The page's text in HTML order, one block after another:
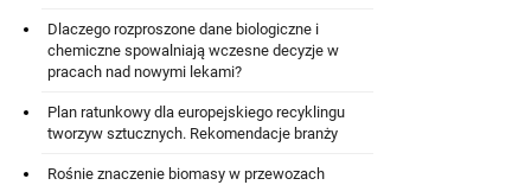
Dlaczego rozproszone dane biologiczne i
chemiczne spowalniają wczesne decyzje w
pracach nad nowymi lekami?
Plan ratunkowy dla europejskiego recyklingu
tworzyw sztucznych. Rekomendacje branży
Rośnie znaczenie biomasy w przewozach